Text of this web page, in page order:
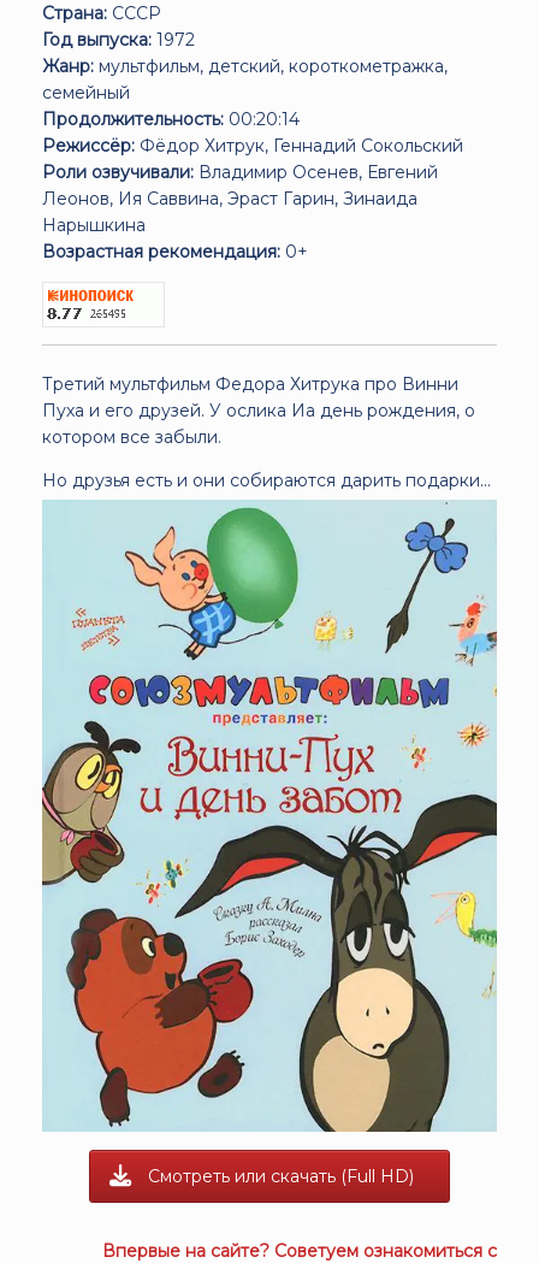
Страна: СССР
Год выпуска: 1972
Жанр: мультфильм, детский, короткометражка,
семейный
Продолжительность: 00:20:14
Режиссёр: Фёдор Хитрук, Геннадий Сокольский
Роли озвучивали: Владимир Осенев, Евгений
Леонов, Ия Саввина, Эраст Гарин, Зинаида
Нарышкина
Возрастная рекомендация: 0+
Третий мультфильм Федора Хитрука про Винни
Пуха и его друзей. У ослика Иа день рождения, о
котором все забыли.
Но друзья есть и они собираются дарить подарки...
Смотреть или скачать (Full HD)
Впервые на сайте? Советуем ознакомиться с